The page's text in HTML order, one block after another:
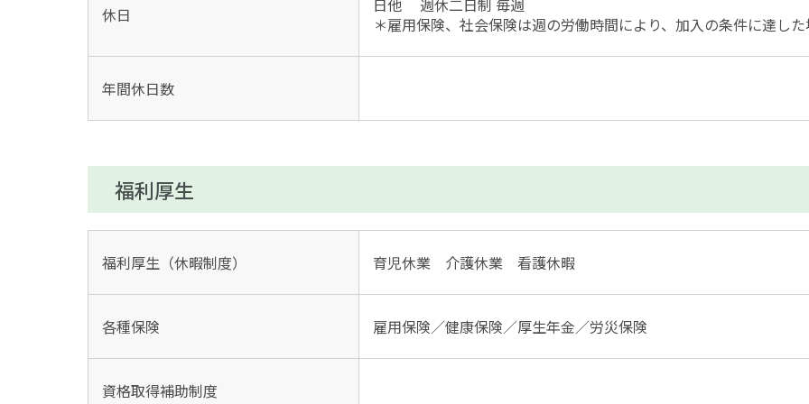
休日
日他 週休二日制 毎週
＊雇用保険、社会保険は週の労働時間により、加入の条件に達した
年間休日数
福利厚生
福利厚生（休暇制度） 育児休業 介護休業 看護休暇
各種保険 雇用保険／健康保険／厚生年金／労災保険
資格取得補助制度